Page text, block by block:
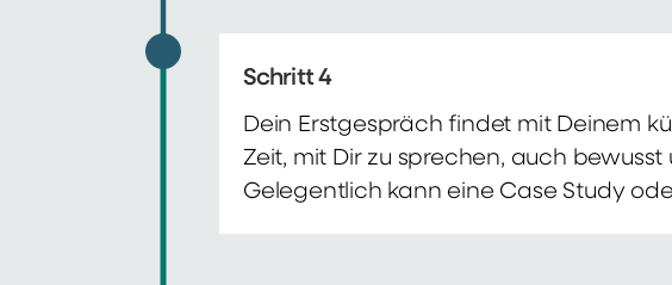
Schritt 4
Dein Erstgespräch findet mit Deinem
Zeit, mit Dir zu sprechen, auch
Gelegentlich kann eine Case Study